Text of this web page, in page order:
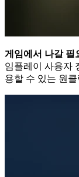
게임에서 나갈 필
임플레이 사용자
용할 수 있는 원